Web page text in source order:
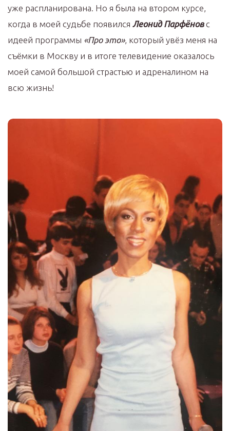
уже распланирована. Но я была на втором курсе,
когда в моей судьбе появился Леонид Парфёновс
идеей программы «Про это», который увёз меня на
съёмки в Москву и в итоге телевидение оказалось
моей самой большой страстью и адреналином на
всю жизнь!